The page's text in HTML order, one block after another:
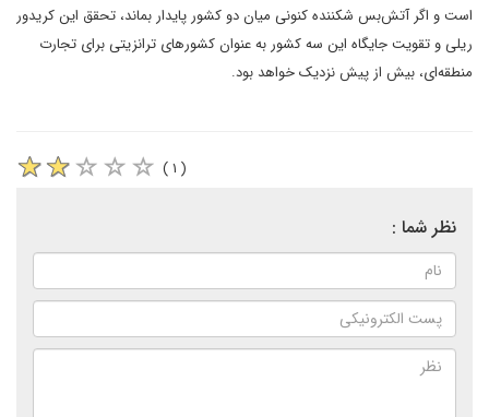
است و اگر آتش‌بس شکننده کنونی میان دو کشور پایدار بماند، تحقق این کریدور
ریلی و تقویت جایگاه این سه کشور به عنوان کشورهای ترانزیتی برای تجارت
منطقه‌ای، بیش از پیش نزدیک خواهد بود.
( ۱ )
نظر شما :